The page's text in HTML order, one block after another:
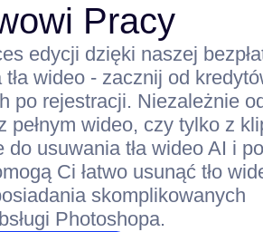
Pracy
edycji dzięki naszej
wideo - zacznij od
po rejestracji. Niezależnie
pełnym wideo, czy tylko z
do usuwania tła wideo AI i
Ci łatwo usunąć tło
skomplikowanych
Photoshopa.